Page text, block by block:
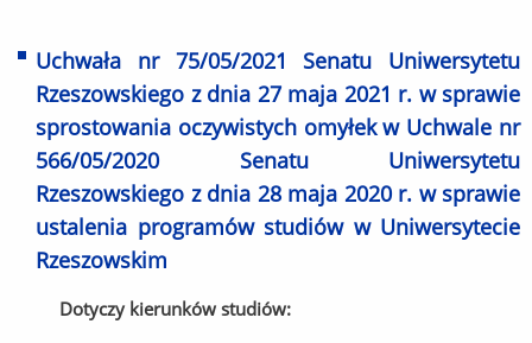
Uchwała nr 75/05/2021 Senatu Uniwersytetu
Rzeszowskiego z dnia 27 maja 2021 r. w sprawie
sprostowania oczywistych omyłek w Uchwale nr
566/05/2020 Senatu Uniwersytetu
Rzeszowskiego z dnia 28 maja 2020 r. w sprawie
ustalenia programów studiów w Uniwersytecie
Rzeszowskim
Dotyczy kierunków studiów: